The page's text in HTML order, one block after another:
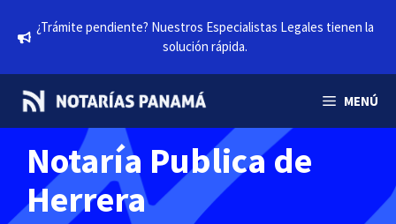
¿Trámite pendiente? Nuestros Especialistas Legales tienen la
solución rápida.
MENÚ
Notaría Publica de
Herrera